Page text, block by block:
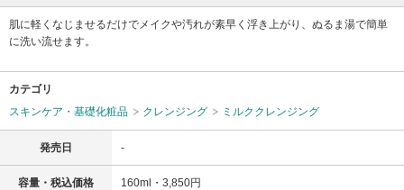
肌に軽くなじませるだけでメイクや汚れが素早く浮き上がり、ぬるま湯で簡単
に洗い流せます。
カテゴリ
スキンケア・基礎化粧品
クレンジング ミルククレンジング
発売日 -
容量・税込価格 160ml・3,850円